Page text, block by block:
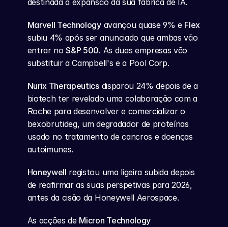
destinada à expansão da sua fábrica de IA.
Marvell Technology avançou quase 9% e Flex
subiu 4% após ser anunciado que ambas vão
entrar no S&P 500. As duas empresas vão
substituir a Campbell's e a Pool Corp.
Nurix Therapeutics disparou 24% depois de a
biotech ter revelado uma colaboração com a
Roche para desenvolver e comercializar o
bexobrutideg, um degradador de proteínas
usado no tratamento de cancros e doenças
autoimunes.
Honeywell registou uma ligeira subida depois
de reafirmar as suas perspetivas para 2026,
antes da cisão da Honeywell Aerospace.
As acções de Micron Technology